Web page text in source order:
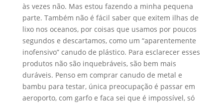
às vezes não. Mas estou fazendo a minha pequena
parte. Também não é fácil saber que exitem ilhas de
lixo nos oceanos, por coisas que usamos por poucos
segundos e descartamos, como um “aparentemente
inofensivo” canudo de plástico. Para esclarecer esses
produtos não são inquebráveis, são bem mais
duráveis. Penso em comprar canudo de metal e
bambu para testar, única preocupação é passar em
aeroporto, com garfo e faca sei que é impossível, só